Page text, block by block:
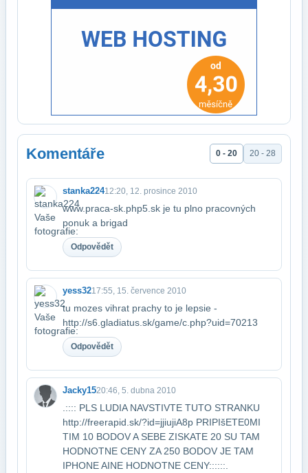
Komentáře 0 - 20 20 - 28
stanka22412:20, 12. prosince 2010
www.praca-sk.php5.sk je tu plno pracovných
ponuk a brigad
Odpovědět
yess3217:55, 15. července 2010
tu mozes vihrat prachy to je lepsie -
http://s6.gladiatus.sk/game/c.php?uid=70213
Odpovědět
Jacky1520:46, 5. dubna 2010
.:::: PLS LUDIA NAVSTIVTE TUTO STRANKU
http://freerapid.sk/?id=jjiujiA8p PRIPIšETE0​MI
TIM 10 BODOV A SEBE ZISKATE 20 SU TAM
HODNOTNE CENY ZA 250 BODOV JE TAM
IPHONE A​INE HODNOTNE CENY::::::.